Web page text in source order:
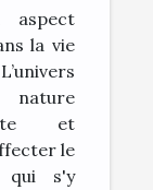
aspect
la vie
et
le
qui s'y